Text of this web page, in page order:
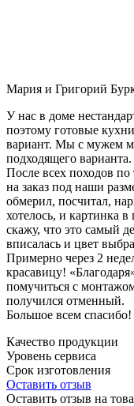
Мария и Григорий
У нас в доме
поэтому готовые
вариант. Мы с мужем
подходящего варианта.
После всех походов
на заказ под наши
обмерил, посчитал,
хотелось, и картинка
скажу, что это самый
вписалась и цвет
Примерно через 2
красавицу!
помучиться с
получился отменный.
Большое всем
Качество продукции
Уровень сервиса
Срок изготовления
Оставить отзыв
Оставить отзыв на